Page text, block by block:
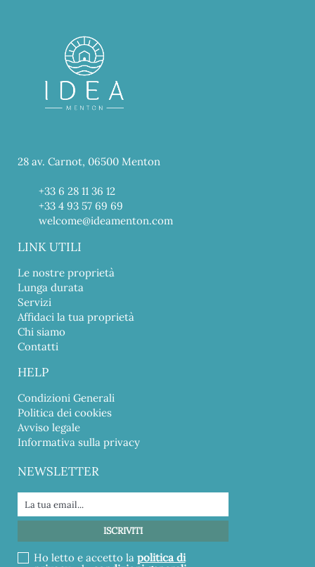
28 av. Carnot, 06500 Menton
+33 6 28 11 36 12
+33 4 93 57 69 69
welcome@ideamenton.com
LINK UTILI
Le nostre proprietà
Lunga durata
Servizi
Affidaci la tua proprietà
Chi siamo
Contatti
HELP
Condizioni Generali
Politica dei cookies
Avviso legale
Informativa sulla privacy
NEWSLETTER
Ho letto e accetto la politica di